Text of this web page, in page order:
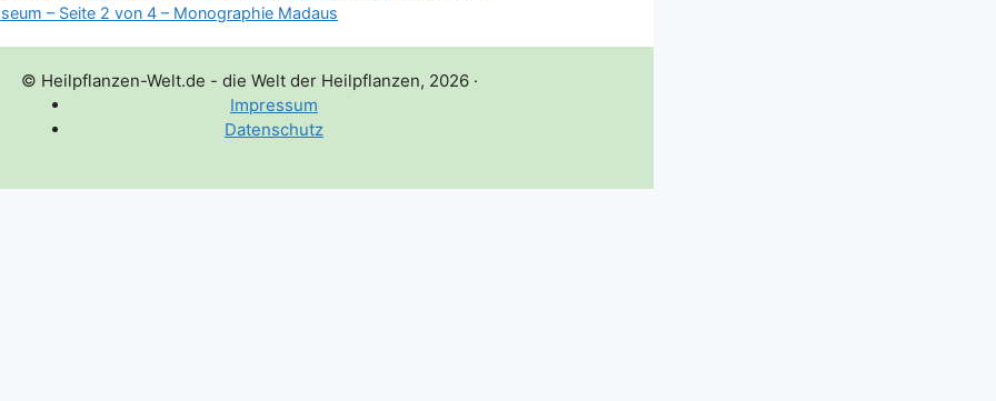
– Seite 2 von 4 – Monographie Madaus
© Heilpflanzen-Welt.de - die Welt der Heilpflanzen, 2026·
Impressum
Datenschutz